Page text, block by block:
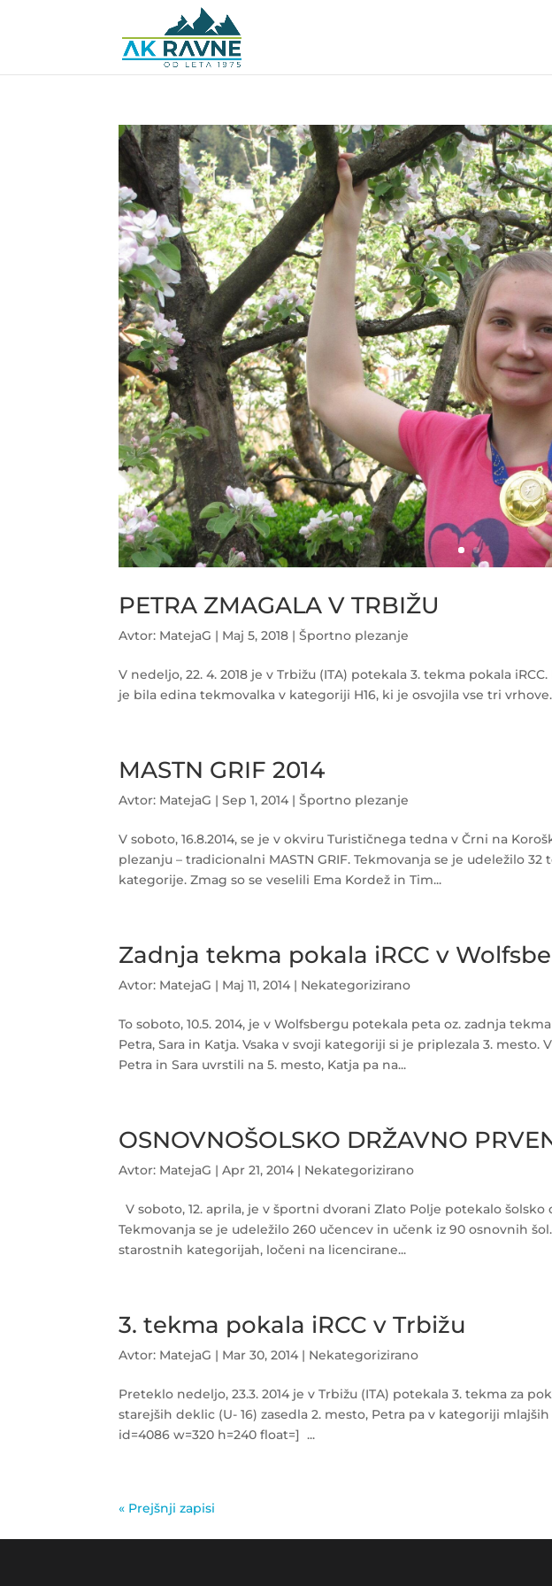
PETRA ZMAGALA V TRBIŽU
Avtor: MatejaG | Maj 5, 2018 |Športno plezanje
V nedeljo, 22. 4. 2018 je v Trbižu (ITA) potekala 3. tekma pokala
je bila edina tekmovalka v kategoriji H16, ki je osvojila vse tri vrhove.
MASTN GRIF 2014
Avtor: MatejaG |Sep 1, 2014 |Športno plezanje
V soboto, 16.8.2014, se je v okviru Turističnega tedna v Črni na
plezanju – tradicionalni MASTN GRIF. Tekmovanja se je udeležilo
kategorije. Zmag so se veselili Ema Kordež in Tim...
Zadnja tekma pokala iRCC v
Avtor: MatejaG | Maj 11, 2014 | Nekategorizirano
To soboto, 10.5. 2014, je v Wolfsbergu potekala peta oz. zadnja
Petra, Sara in Katja. Vsaka v svoji kategoriji si je priplezala 3. mesto.
Petra in Sara uvrstili na 5. mesto, Katja pa na...
OSNOVNOŠOLSKO DRŽAVNO
Avtor: MatejaG |Apr 21, 2014 | Nekategorizirano
V soboto, 12. aprila, je v športni dvorani Zlato Polje potekalo
Tekmovanja se je udeležilo 260 učencev in učenk iz 90 osnovnih
starostnih kategorijah, ločeni na licencirane...
3. tekma pokala iRCC v Trbižu
Avtor: MatejaG | Mar 30, 2014 | Nekategorizirano
Preteklo nedeljo, 23.3. 2014 je v Trbižu (ITA) potekala 3. tekma za
starejših deklic (U- 16) zasedla 2. mesto, Petra pa v kategoriji
id=4086 w=320 h=240 float=] ...
« Prejšnji zapisi